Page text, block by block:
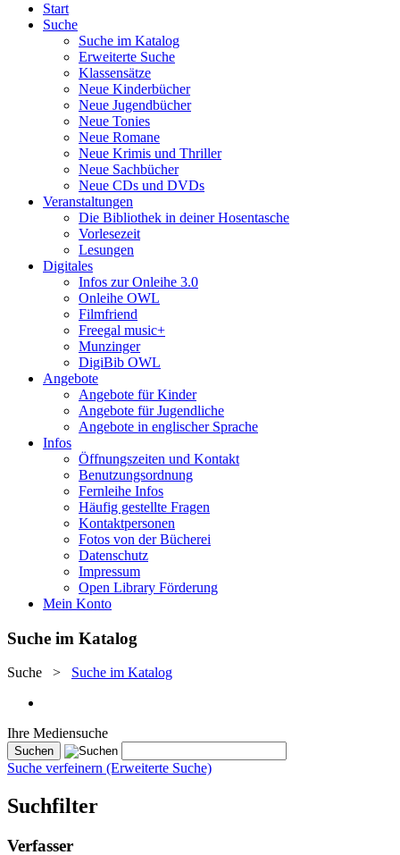
Start
Suche
Suche im Katalog
Erweiterte Suche
Klassensätze
Neue Kinderbücher
Neue Jugendbücher
Neue Tonies
Neue Romane
Neue Krimis und Thriller
Neue Sachbücher
Neue CDs und DVDs
Veranstaltungen
Die Bibliothek in deiner Hosentasche
Vorlesezeit
Lesungen
Digitales
Infos zur Onleihe 3.0
Onleihe OWL
Filmfriend
Freegal music+
Munzinger
DigiBib OWL
Angebote
Angebote für Kinder
Angebote für Jugendliche
Angebote in englischer Sprache
Infos
Öffnungszeiten und Kontakt
Benutzungsordnung
Fernleihe Infos
Häufig gestellte Fragen
Kontaktpersonen
Fotos von der Bücherei
Datenschutz
Impressum
Open Library Förderung
Mein Konto
Suche im Katalog
Suche > Suche im Katalog
Ihre Mediensuche
Suche verfeinern (Erweiterte Suche)
Suchfilter
Verfasser